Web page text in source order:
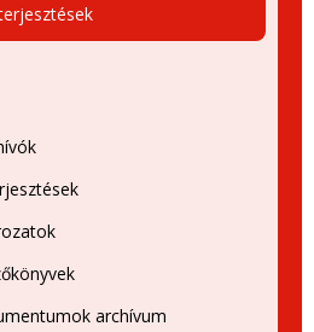
archívum